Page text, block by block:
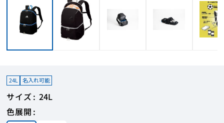
24L 名入れ可能
サイズ
24L
色展開